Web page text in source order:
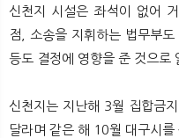
신천지 시설은 좌석이 없어
점, 소송을 지휘하는 법무부도
등도 결정에 영향을 준 것으로
신천지는 지난해 3월 집합금
달라며 같은 해 10월 대구시를